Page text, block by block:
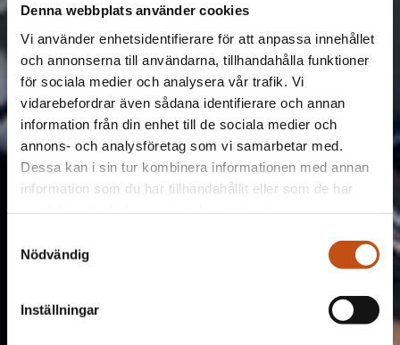
Denna webbplats använder cookies
Vi använder enhetsidentifierare för att anpassa innehållet
och annonserna till användarna, tillhandahålla funktioner
för sociala medier och analysera vår trafik. Vi
vidarebefordrar även sådana identifierare och annan
information från din enhet till de sociala medier och
annons- och analysföretag som vi samarbetar med.
Dessa kan i sin tur kombinera informationen med annan
information som du har tillhandahållit eller som de har
Nödvändig
Inställningar